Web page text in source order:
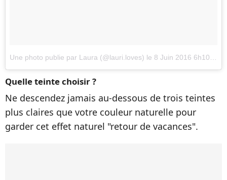
Une photo publie par Laura (@lauri.loves) le 8 Juin 2016 6h10 PDT
Quelle teinte choisir ?
Ne descendez jamais au-dessous de trois teintes
plus claires que votre couleur naturelle pour
garder cet effet naturel "retour de vacances".